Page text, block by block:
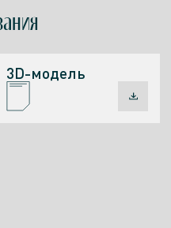
3D-модель